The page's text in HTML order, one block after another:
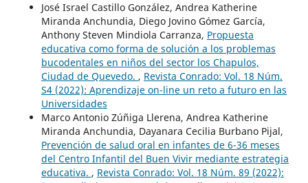
José Israel Castillo González, Andrea Katherine
Miranda Anchundia, Diego Jovino Gómez García,
Anthony Steven Mindiola Carranza, Propuesta
educativa como forma de solución a los problemas
bucodentales en niños del sector los Chapulos,
Ciudad de Quevedo. , Revista Conrado: Vol. 18 Núm.
S4 (2022): Aprendizaje on-line un reto a futuro en las
Universidades
Marco Antonio Zúñiga Llerena, Andrea Katherine
Miranda Anchundia, Dayanara Cecilia Burbano Pijal,
Prevención de salud oral en infantes de 6-36 meses
del Centro Infantil del Buen Vivir mediante estrategia
educativa. , Revista Conrado: Vol. 18 Núm. 89 (2022):